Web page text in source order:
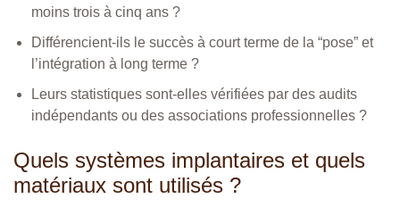
moins trois à cinq ans ?
Différencient-ils le succès à court terme de la “pose” et
l’intégration à long terme ?
Leurs statistiques sont-elles vérifiées par des audits
indépendants ou des associations professionnelles ?
Quels systèmes implantaires et quels
matériaux sont utilisés ?